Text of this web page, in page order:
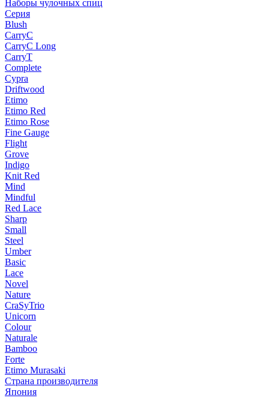
Наборы чулочных спиц
Серия
Blush
CarryC
CarryC Long
CarryT
Complete
Cypra
Driftwood
Etimo
Etimo Red
Etimo Rose
Fine Gauge
Flight
Grove
Indigo
Knit Red
Mind
Mindful
Red Lace
Sharp
Small
Steel
Umber
Basic
Lace
Novel
Nature
CraSyTrio
Unicorn
Colour
Naturale
Bamboo
Forte
Etimo Murasaki
Страна производителя
Япония